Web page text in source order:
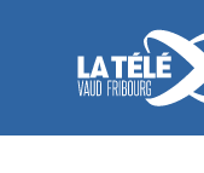
La Télé -